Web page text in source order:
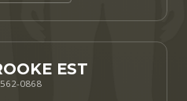
EST
0868